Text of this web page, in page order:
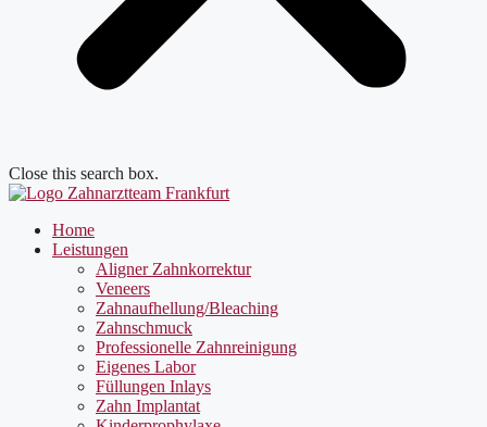
Close this search box.
Home
Leistungen
Aligner Zahnkorrektur
Veneers
Zahnaufhellung/Bleaching
Zahnschmuck
Professionelle Zahnreinigung
Eigenes Labor
Füllungen Inlays
Zahn Implantat